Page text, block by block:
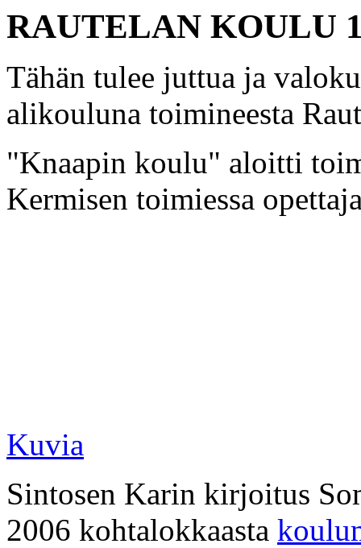
RAUTELAN KOULU
Tähän tulee juttua ja
alikouluna toimineesta
"Knaapin koulu" aloitti
Kermisen toimiessa
Kuvia
Sintosen Karin kirjoitus
2006 kohtalokkaasta